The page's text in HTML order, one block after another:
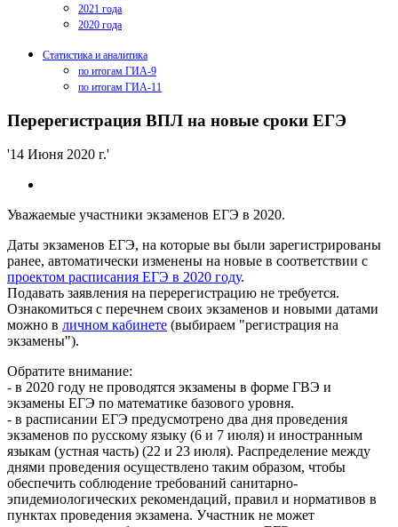
2021 года
2020 года
Статистика и аналитика
по итогам ГИА-9
по итогам ГИА-11
Перерегистрация ВПЛ на новые сроки ЕГЭ
'14 Июня 2020 г.'
Уважаемые участники экзаменов ЕГЭ в 2020.
Даты экзаменов ЕГЭ, на которые вы были зарегистрированы
ранее, автоматически изменены на новые в соответствии с
проектом расписания ЕГЭ в 2020 году.
Подавать заявления на перерегистрацию не требуется.
Ознакомиться с перечнем своих экзаменов и новыми датами
можно в личном кабинете (выбираем "регистрация на
экзамены").
Обратите внимание:
- в 2020 году не проводятся экзамены в форме ГВЭ и
экзамены ЕГЭ по математике базового уровня.
- в расписании ЕГЭ предусмотрено два дня проведения
экзаменов по русскому языку (6 и 7 июля) и иностранным
языкам (устная часть) (22 и 23 июля). Распределение между
днями проведения осуществлено таким образом, чтобы
обеспечить соблюдение требований санитарно-
эпидемиологических рекомендаций, правил и нормативов в
пунктах проведения экзамена. Участник не может